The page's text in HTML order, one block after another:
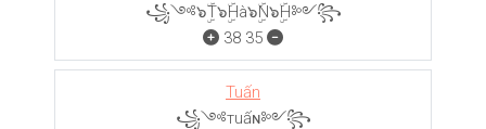
꧁༺๖ۣۜT๖ۣۜHà๖ۣۜN๖ۣۜH༻꧂
38 35
Tuấn
꧁༺тuấɴ༻꧂